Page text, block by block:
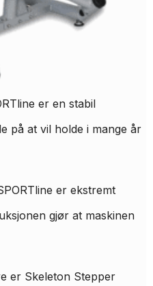
er en stabil
på at vil holde i mange år
er ekstremt
gjør at maskinen
er Skeleton Stepper